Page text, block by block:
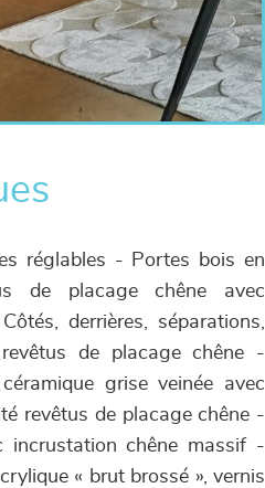
réglables - Portes bois en
de placage chêne avec
derrières, séparations,
de placage chêne -
grise veinée avec
revêtus de placage chêne -
incrustation chêne massif -
« brut brossé », vernis